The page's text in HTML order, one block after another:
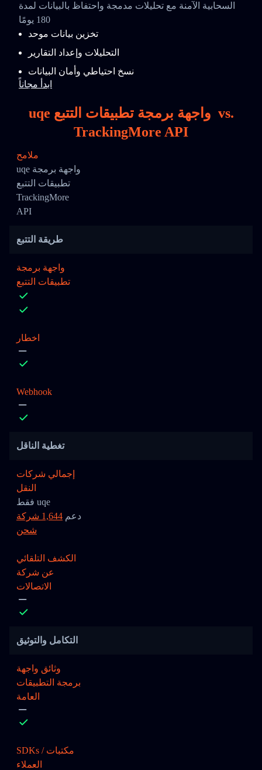
السحابية الآمنة مع تحليلات مدمجة واحتفاظ بالبيانات لمدة
180 يومًا
تخزين بيانات موحد
التحليلات وإعداد التقارير
نسخ احتياطي وأمان البيانات
ابدأ مجاناً
uqe واجهة برمجة تطبيقات التتبع vs.
TrackingMore API
ملامح
uqe واجهة برمجة
تطبيقات التتبع
TrackingMore
API
طريقة التتبع
واجهة برمجة
تطبيقات التتبع
اخطار
Webhook
تغطية الناقل
إجمالي شركات
النقل
فقط uqe
دعم
1,644 شركة
شحن
الكشف التلقائي
عن شركة
الاتصالات
التكامل والتوثيق
وثائق واجهة
برمجة التطبيقات
العامة
SDKs / مكتبات
العملاء